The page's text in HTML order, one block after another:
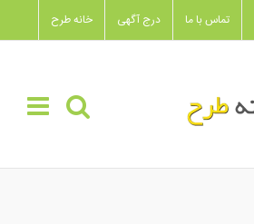
خانه طرح درج آگهی تماس با ما